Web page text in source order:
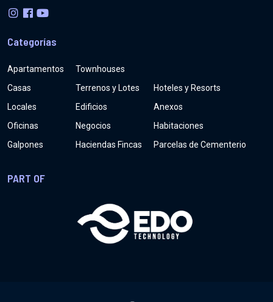
Categorías
Apartamentos
Casas
Locales
Oficinas
Galpones
Townhouses
Terrenos y Lotes
Edificios
Negocios
Haciendas Fincas
Hoteles y Resorts
Anexos
Habitaciones
Parcelas de Cementerio
PART OF